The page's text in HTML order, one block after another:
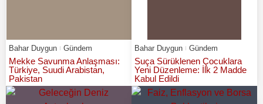
Bahar Duygun Gündem
Mekke Savunma Anlaşması:
Türkiye, Suudi Arabistan,
Pakistan
Bahar Duygun Gündem
Suça Sürüklenen Çocuklara
Yeni Düzenleme: İlk 2 Madde
Kabul Edildi